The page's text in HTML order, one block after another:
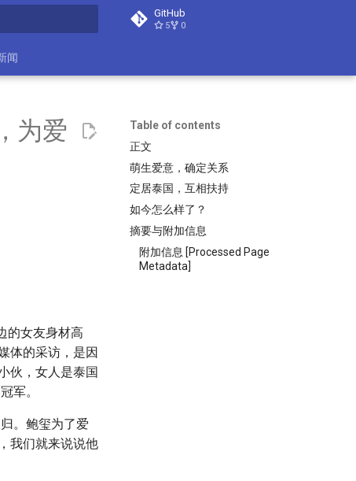
GitHub
5 0
闻
Table of contents
正文
萌生爱意，确定关系
定居泰国，互相扶持
如今怎么样了？
摘要与附加信息
附加信息 [Processed Page
Metadata]
为爱
的女友身材高
体的采访，是因
伙，女人是泰国
军。
。鲍玺为了爱
我们就来说说他